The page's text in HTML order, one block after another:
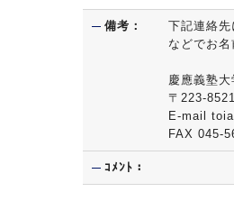
備考：
下記連絡
などでお
慶應義塾
〒223-
E-mail
FAX 045-
ｺﾒﾝﾄ：